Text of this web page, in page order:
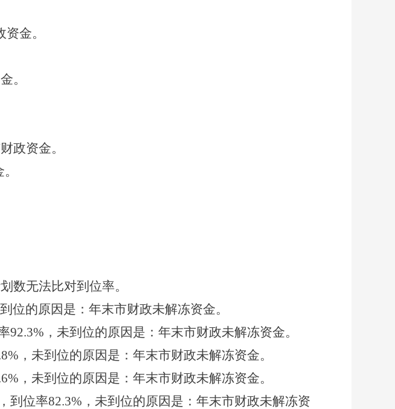
金。
。
政资金。
数无法比对到位率。
到位的原因是：年末市财政未解冻资金。
92.3% ，未到位的原因是：年末市财政未解冻资金。
，未到位的原因是：年末市财政未解冻资金。
，未到位的原因是：年末市财政未解冻资金。
到位率82.3% ，未到位的原因是：年末市财政未解冻资